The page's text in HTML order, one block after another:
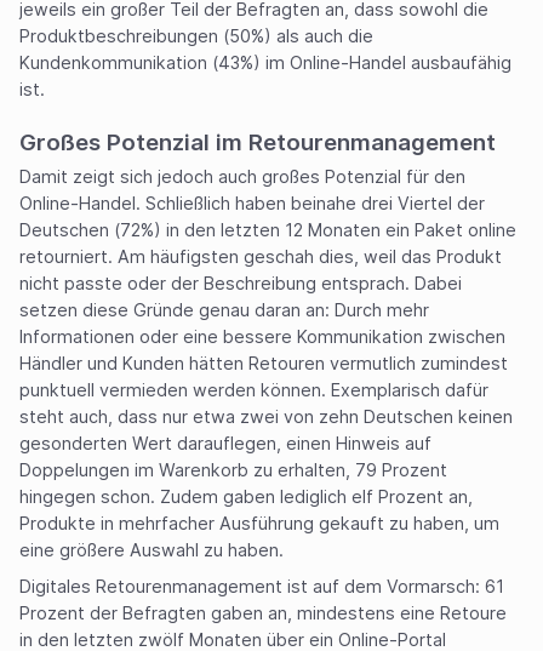
jeweils ein großer Teil der Befragten an, dass sowohl die
Produktbeschreibungen (50%) als auch die
Kundenkommunikation (43%) im Online-Handel ausbaufähig
ist.
Großes Potenzial im Retourenmanagement
Damit zeigt sich jedoch auch großes Potenzial für den
Online-Handel. Schließlich haben beinahe drei Viertel der
Deutschen (72%) in den letzten 12 Monaten ein Paket online
retourniert. Am häufigsten geschah dies, weil das Produkt
nicht passte oder der Beschreibung entsprach. Dabei
setzen diese Gründe genau daran an: Durch mehr
Informationen oder eine bessere Kommunikation zwischen
Händler und Kunden hätten Retouren vermutlich zumindest
punktuell vermieden werden können. Exemplarisch dafür
steht auch, dass nur etwa zwei von zehn Deutschen keinen
gesonderten Wert darauflegen, einen Hinweis auf
Doppelungen im Warenkorb zu erhalten, 79 Prozent
hingegen schon. Zudem gaben lediglich elf Prozent an,
Produkte in mehrfacher Ausführung gekauft zu haben, um
eine größere Auswahl zu haben.
Digitales Retourenmanagement ist auf dem Vormarsch: 61
Prozent der Befragten gaben an, mindestens eine Retoure
in den letzten zwölf Monaten über ein Online-Portal